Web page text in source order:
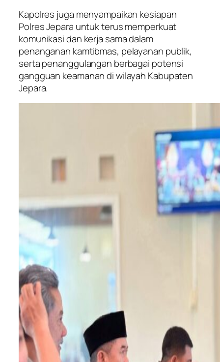
Kapolres juga menyampaikan kesiapan
Polres Jepara untuk terus memperkuat
komunikasi dan kerja sama dalam
penanganan kamtibmas, pelayanan publik,
serta penanggulangan berbagai potensi
gangguan keamanan di wilayah Kabupaten
Jepara.